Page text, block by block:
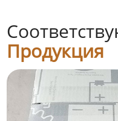
Продукция